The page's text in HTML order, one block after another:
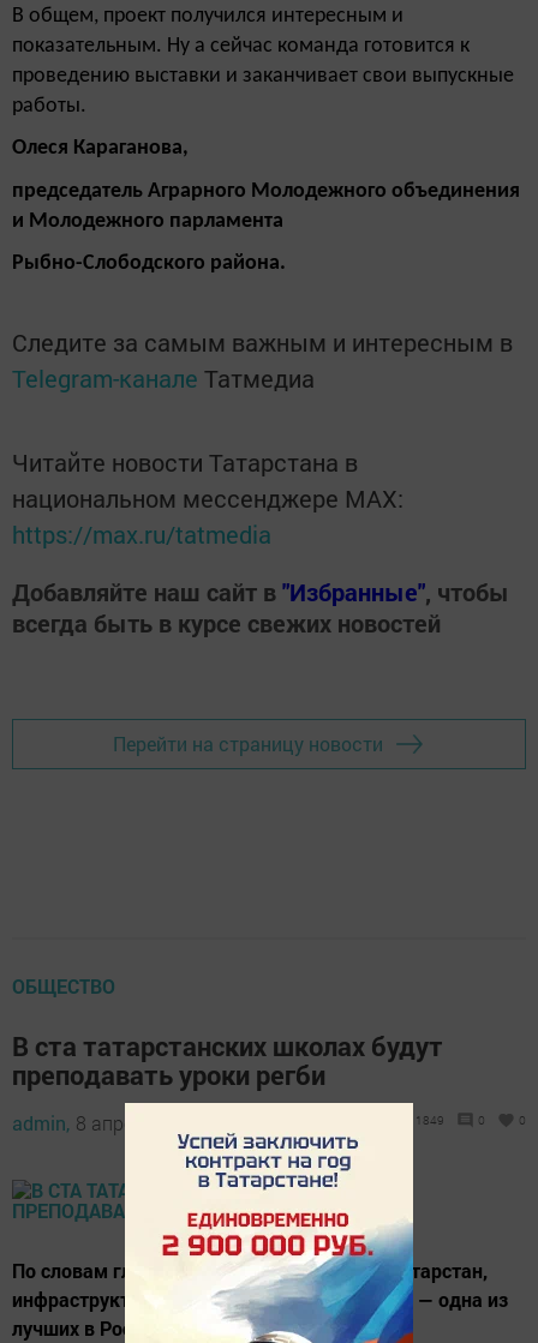
В общем, проект получился интересным и
показательным. Ну а сейчас команда готовится к
проведению выставки и заканчивает свои выпускные
работы.
Олеся Караганова,
председатель Аграрного Молодежного объединения
и Молодежного парламента
Рыбно-Слободского района.
Следите за самым важным и интересным в
Telegram-канале Татмедиа
Читайте новости Татарстана в
национальном мессенджере MАХ:
https://max.ru/tatmedia
Добавляйте наш сайт в"Избранные", чтобы
всегда быть в курсе свежих новостей
Перейти на страницу новости
ОБЩЕСТВО
В ста татарстанских школах будут
преподавать уроки регби
admin, 8 апреля 2021 - 08:52 1849 0 0
По словам главы Минспорта Республики Татарстан,
инфраструктура регбийного клуба «Стрела» — одна из
лучших в России.